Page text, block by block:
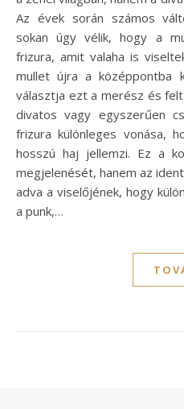
Az évek során számos
sokan úgy vélik, hogy a
frizura, amit valaha is
mullet újra a
választja ezt a merész és
divatos vagy egyszerűen
frizura különleges vonása,
hosszú haj jellemzi. Ez a
megjelenését, hanem az
adva a viselőjének, hogy
a punk,…